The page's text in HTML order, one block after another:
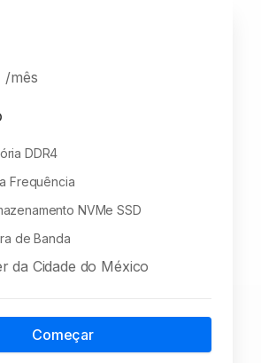
/mês
DDR4
Frequência
NVMe SSD
de Banda
da Cidade do México
Começar